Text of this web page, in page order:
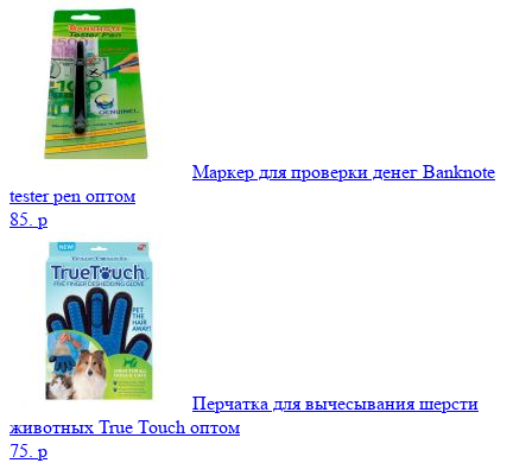
Маркер для проверки денег Banknote
tester pen оптом
85. p
Перчатка для вычесывания шерсти
животных True Touch оптом
75. p